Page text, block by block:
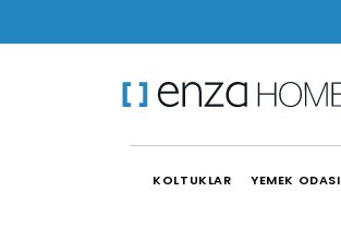
KOLTUKLAR YEMEK ODASI